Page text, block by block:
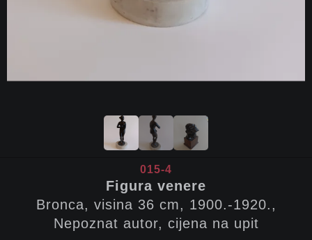
015-4
Figura venere
Bronca, visina 36 cm, 1900.-1920.,
Nepoznat autor, cijena na upit